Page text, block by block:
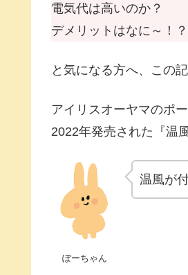
電気代は高いのか？
デメリットはなに～！？
と気になる方へ、この
アイリスオーヤマのポ
2022年発売された『温
ぽーちゃん
温風が